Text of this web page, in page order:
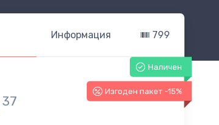
Информация 799
Наличен
Изгоден пакет -15%
37